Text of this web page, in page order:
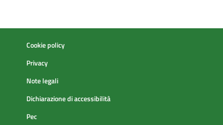
Cookie policy
Privacy
Note legali
Dichiarazione di accessibilità
Pec